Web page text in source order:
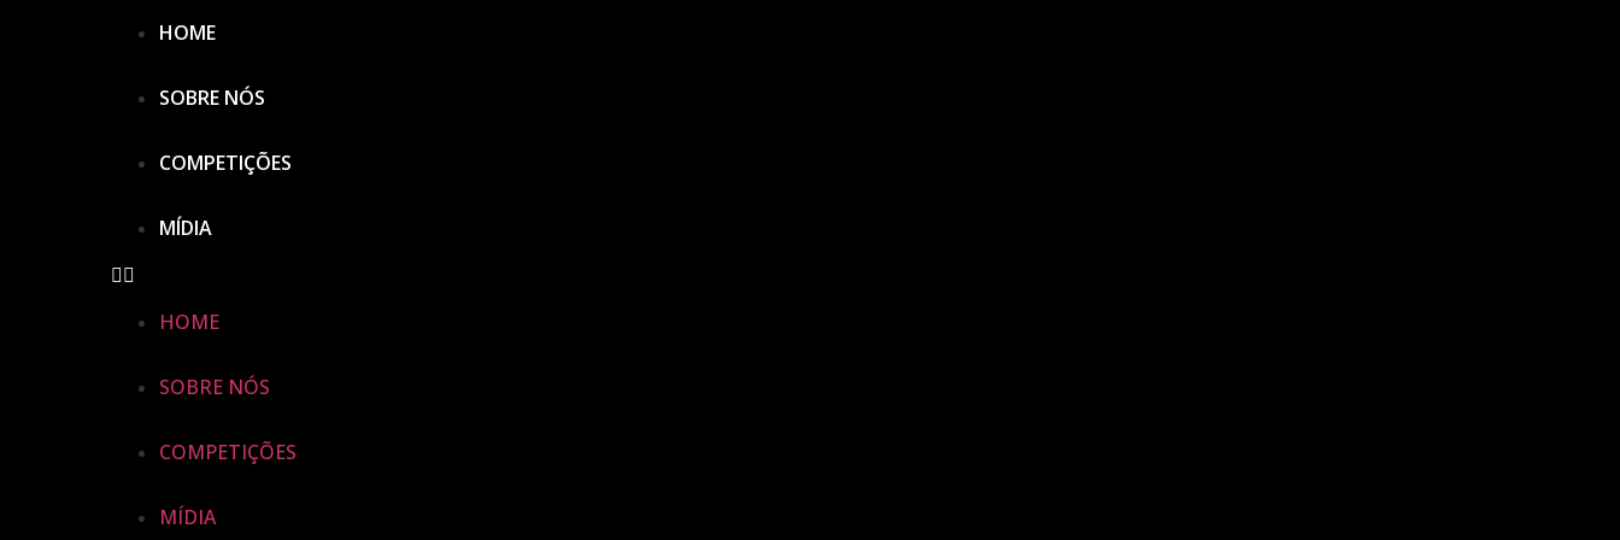
HOME
SOBRE NÓS
COMPETIÇÕES
MÍDIA
HOME
SOBRE NÓS
COMPETIÇÕES
MÍDIA